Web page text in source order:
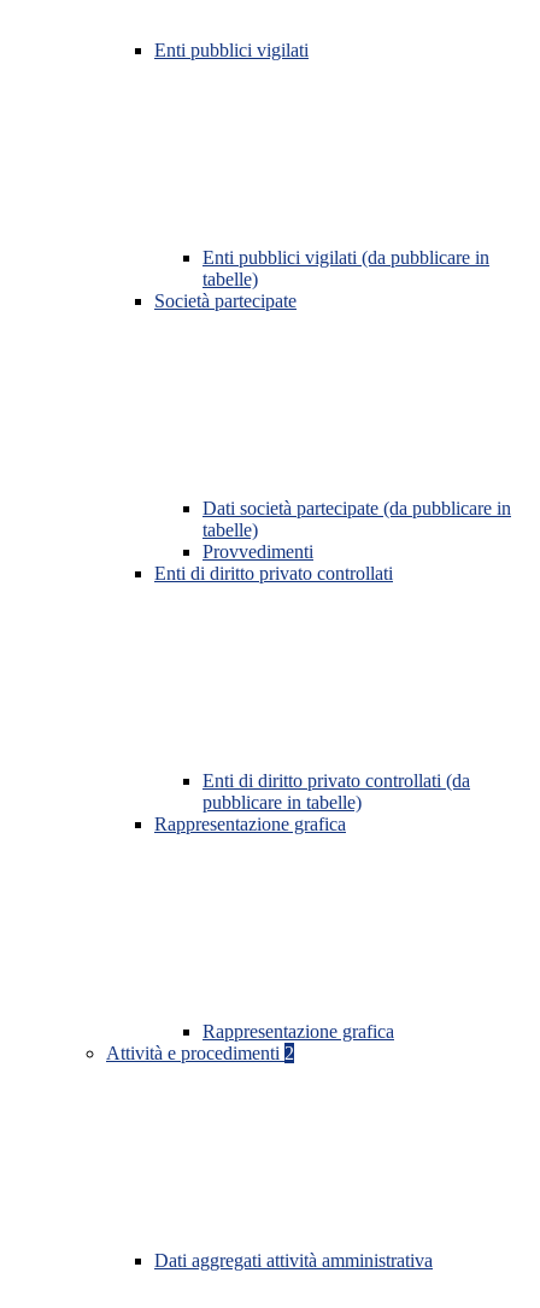
Enti pubblici vigilati
Enti pubblici vigilati (da pubblicare in
tabelle)
Società partecipate
Dati società partecipate (da pubblicare in
tabelle)
Provvedimenti
Enti di diritto privato controllati
Enti di diritto privato controllati (da
pubblicare in tabelle)
Rappresentazione grafica
Rappresentazione grafica
Attività e procedimenti 2
Dati aggregati attività amministrativa